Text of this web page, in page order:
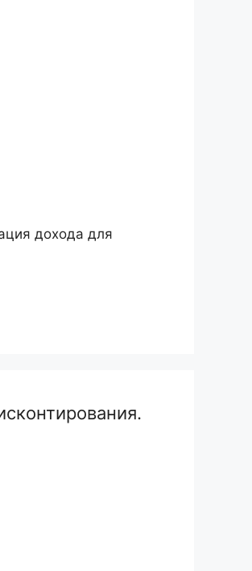
дохода для